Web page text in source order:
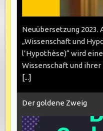
Neuübersetzung 2023.
„Wissenschaft und
l’Hypothèse)“ wird
Wissenschaft und
[...]
Der goldene Zweig